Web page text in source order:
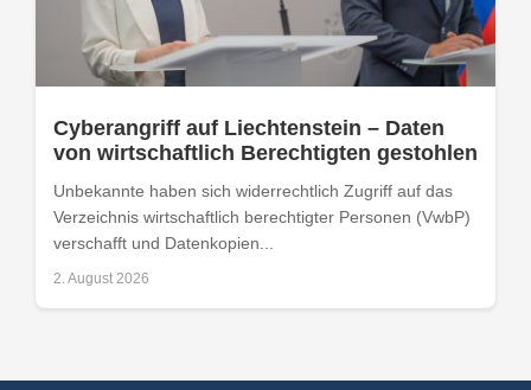
Cyberangriff auf Liechtenstein – Daten
von wirtschaftlich Berechtigten gestohlen
Unbekannte haben sich widerrechtlich Zugriff auf das
Verzeichnis wirtschaftlich berechtigter Personen (VwbP)
verschafft und Datenkopien...
2. August 2026